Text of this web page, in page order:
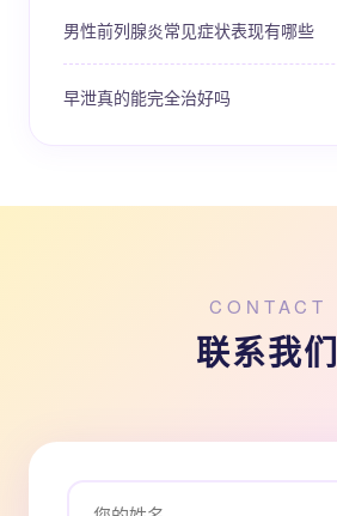
男性前列腺炎常见症状表现有哪些
早泄真的能完全治好吗
CONTACT
联系我们